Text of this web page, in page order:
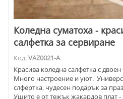
Коледна суматоха -
салфетка за сервиране
Код:VAZ0021-A
Красива коледна салфетка с
Много настроение и уют.
слфертка, чудесен подарък за
Ушито е от тежък жакардов плат